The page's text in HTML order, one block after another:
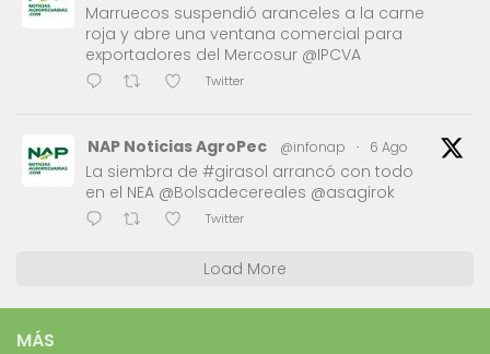
Marruecos suspendió aranceles a la carne
roja y abre una ventana comercial para
exportadores del Mercosur @IPCVA
Twitter
NAP Noticias AgroPec @infonap · 6 Ago
La siembra de #girasol arrancó con todo
en el NEA @Bolsadecereales @asagirok
Twitter
Load More
MÁS